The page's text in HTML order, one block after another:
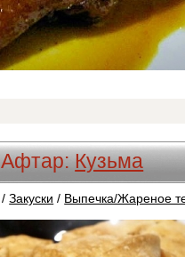
Афтар:Кузьма
/Закуски / Выпечка/Жареное